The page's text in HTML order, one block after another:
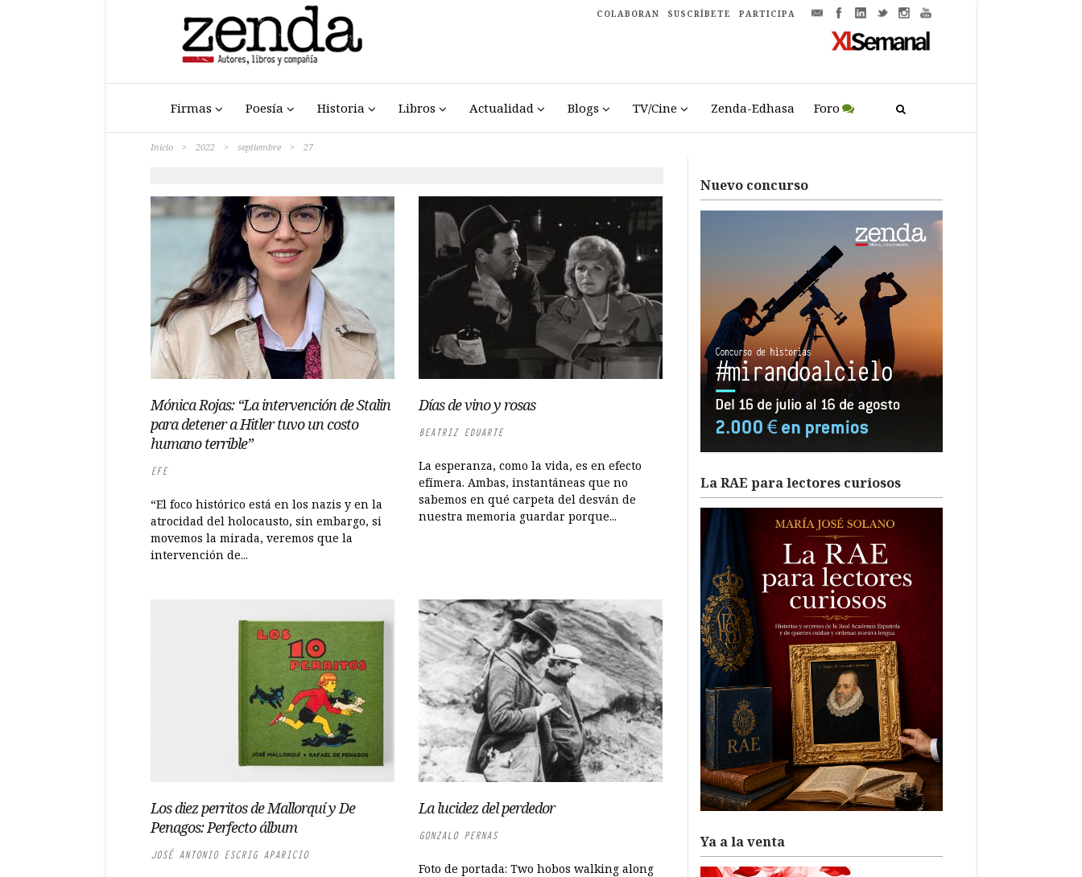
COLABORAN SUSCRÍBETE PARTICIPA
Firmas Poesía Historia Libros Actualidad Blogs TV/Cine Zenda-Edhasa Foro
Inicio > 2022 > septiembre > 27
Mónica Rojas: “La intervención de Stalin
para detener a Hitler tuvo un costo
humano terrible”
EFE
“El foco histórico está en los nazis y en la
atrocidad del holocausto, sin embargo, si
movemos la mirada, veremos que la
intervención de...
Días de vino y rosas
BEATRIZ EDUARTE
La esperanza, como la vida, es en efecto
efímera. Ambas, instantáneas que no
sabemos en qué carpeta del desván de
nuestra memoria guardar porque...
Los diez perritos de Mallorquí y De
Penagos: Perfecto álbum
JOSÉ ANTONIO ESCRIG APARICIO
La lucidez del perdedor
GONZALO PERNAS
Foto de portada: Two hobos walking along
Nuevo concurso
La RAE para lectores curiosos
Ya a la venta